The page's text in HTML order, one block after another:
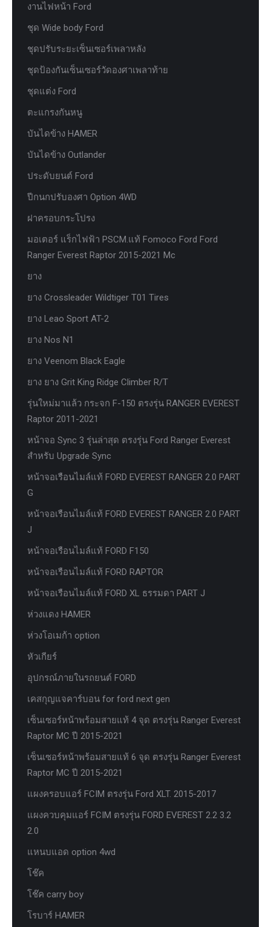
งานไฟหน้า Ford
ชุด Wide body Ford
ชุดปรับระยะเซ็นเซอร์เพลาหลัง
ชุดป้องกันเซ็นเซอร์วัดองศาเพลาท้าย
ชุดแต่ง Ford
ตะแกรงกันหนู
บันไดข้าง HAMER
บันไดข้าง Outlander
ประดับยนต์ Ford
ปีกนกปรับองศา Option 4WD
ฝาครอบกระโปรง
มอเตอร์ แร็กไฟฟ้า PSCM.แท้ Fomoco Ford Ford
Ranger Everest Raptor 2015-2021 Mc
ยาง
ยาง Crossleader Wildtiger T01 Tires
ยาง Leao Sport AT-2
ยาง Nos N1
ยาง Veenom Black Eagle
ยาง ยาง Grit King Ridge Climber R/T
รุ่นใหม่มาแล้ว กระจก F-150 ตรงรุ่น RANGER EVEREST
Raptor 2011-2021
หน้าจอ Sync 3 รุ่นล่าสุด ตรงรุ่น Ford Ranger Everest
สำหรับ Upgrade Sync
หน้าจอเรือนไมล์แท้ FORD EVEREST RANGER 2.0 PART
G
หน้าจอเรือนไมล์แท้ FORD EVEREST RANGER 2.0 PART
J
หน้าจอเรือนไมล์แท้ FORD F150
หน้าจอเรือนไมล์แท้ FORD RAPTOR
หน้าจอเรือนไมล์แท้ FORD XL ธรรมดา PART J
ห่วงแดง HAMER
ห่วงโอเมก้า option
หัวเกียร์
อุปกรณ์ภายในรถยนต์ FORD
เคสกุญแจคาร์บอน for ford next gen
เซ็นเซอร์หน้าพร้อมสายแท้ 4 จุด ตรงรุ่น Ranger Everest
Raptor MC ปี 2015-2021
เซ็นเซอร์หน้าพร้อมสายแท้ 6 จุด ตรงรุ่น Ranger Everest
Raptor MC ปี 2015-2021
แผงครอบแอร์ FCIM ตรงรุ่น Ford XLT. 2015-2017
แผงควบคุมแอร์ FCIM ตรงรุ่น FORD EVEREST 2.2 3.2
2.0
แหนบแอด option 4wd
โช๊ค
โช๊ค carry boy
โรบาร์ HAMER